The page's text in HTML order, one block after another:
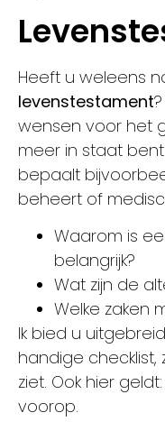
Heeft u weleens
levenstestament
wensen voor het
meer in staat
bepaalt
beheert of
Waarom is
belangrijk?
Wat zijn de
Welke zaken
Ik bied u
handige
ziet. Ook hier
voorop.